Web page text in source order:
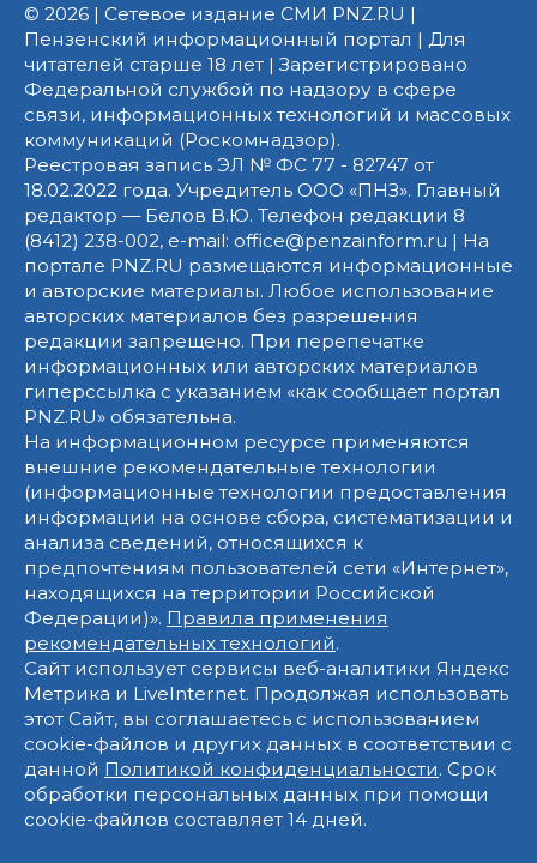
© 2026 | Сетевое издание СМИ PNZ.RU |
Пензенский информационный портал | Для
читателей старше 18 лет | Зарегистрировано
Федеральной службой по надзору в сфере
связи, информационных технологий и массовых
коммуникаций (Роскомнадзор).
Реестровая запись ЭЛ № ФС 77 - 82747 от
18.02.2022 года. Учредитель ООО «ПНЗ». Главный
редактор — Белов В.Ю. Телефон редакции 8
(8412) 238-002, e-mail: office@penzainform.ru | На
портале PNZ.RU размещаются информационные
и авторские материалы. Любое использование
авторских материалов без разрешения
редакции запрещено. При перепечатке
информационных или авторских материалов
гиперссылка с указанием «как сообщает портал
PNZ.RU» обязательна.
На информационном ресурсе применяются
внешние рекомендательные технологии
(информационные технологии предоставления
информации на основе сбора, систематизации и
анализа сведений, относящихся к
предпочтениям пользователей сети «Интернет»,
находящихся на территории Российской
Федерации)». Правила применения
рекомендательных технологий.
Сайт использует сервисы веб-аналитики Яндекс
Метрика и LiveInternet. Продолжая использовать
этот Сайт, вы соглашаетесь с использованием
cookie-файлов и других данных в соответствии с
данной Политикой конфиденциальности. Срок
обработки персональных данных при помощи
cookie-файлов составляет 14 дней.